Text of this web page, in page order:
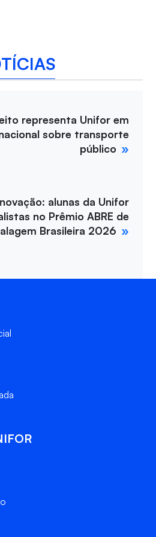
representa Unifor em
sobre transporte
público
alunas da Unifor
no Prêmio ABRE de
Brasileira 2026